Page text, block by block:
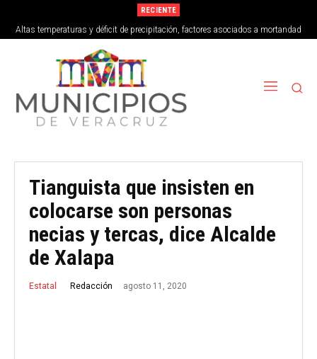
RECIENTE
Altas temperaturas y déficit de precipitación, factores asociados a mortandad
de peces en Vega de Alatorre
Tianguista que insisten en
colocarse son personas
necias y tercas, dice Alcalde
de Xalapa
Estatal Redacción agosto 11, 2020